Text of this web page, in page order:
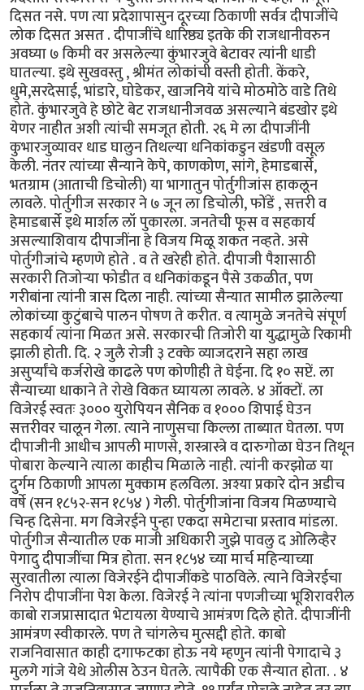
दिसत नसे. पण त्या प्रदेशापासुन दूरच्या ठिकाणी सर्वत्र दीपाजींचे
लोक दिसत असत . दीपाजींचे धारिष्ठ्य इतके की राजधानीवरुन
अवघ्या ७ किमी वर असलेल्या कुंभारजुवे बेटावर त्यांनी धाडी
घातल्या. इथे सुखवस्तु , श्रीमंत लोकांची वस्ती होती. केंकरे,
धुमे,सरदेसाई, भांडारे, घोडेकर, खाजनिये यांचे मोठमोठे वाडे तिथे
होते. कुंभारजुवे हे छोटे बेट राजधानीजवळ असल्याने बंडखोर इथे
येणर नाहीत अशी त्यांची समजूत होती. २६ मे ला दीपाजींनी
कुभारजुव्यावर धाड घालुन तिथल्या धनिकांकडुन खंडणी वसूल
केली. नंतर त्यांच्या सैन्याने केपे, काणकोण, सांगे, हेमाडबार्से,
भतग्राम (आताची डिचोली) या भागातुन पोर्तुगीजांस हाकलून
लावले. पोर्तुगीज सरकार ने ७ जून ला डिचोली, फोंडें , सत्तरी व
हेमाडबार्से इथे मार्शल लॉ पुकारला. जनतेची फूस व सहकार्य
असल्याशिवाय दीपाजींना हे विजय मिळू शकत नव्हते. असे
पोर्तुगीजांचे म्हणणे होते . व ते खरेही होते. दीपाजी पैशासाठी
सरकारी तिजोर्‍या फोडीत व धनिकांकडून पैसे उकळीत, पण
गरीबांना त्यांनी त्रास दिला नाही. त्यांच्या सैन्यात सामील झालेल्या
लोकांच्या कुटुंबाचे पालन पोषण ते करीत. व त्यामुळे जनतेचे संपूर्ण
सहकार्य त्यांना मिळत असे. सरकारची तिजोरी या युद्धामुळे रिकामी
झाली होती. दि. २ जुलै रोजी ३ टक्के व्याजदराने सहा लाख
असुर्प्यांचे कर्जरोखे काढले पण कोणीही ते घेईना. दि १० सप्टें. ला
सैन्याच्या धाकाने ते रोखे विकत घ्यायला लावले. ४ ऑक्टों. ला
विजेरई स्वतः ३००० युरोपियन सैनिक व १००० शिपाई घेउन
सत्तरीवर चालून गेला. त्याने नाणुसचा किल्ला ताब्यात घेतला. पण
दीपाजीनी आधीच आपली माणसे, शस्त्रास्त्रे व दारुगोळा घेउन तिथून
पोबारा केल्याने त्याला काहीच मिळाले नाही. त्यांनी करझोळ या
दुर्गम ठिकाणी आपला मुक्काम हलविला. अश्या प्रकारे दोन अडीच
वर्षे (सन १८५२-सन १८५४ ) गेली. पोर्तुगीजांना विजय मिळण्याचे
चिन्ह दिसेना. मग विजेरईने पुन्हा एकदा समेटाचा प्रस्ताव मांडला.
पोर्तुगीज सैन्यातील एक माजी अधिकारी जुझे पावलु द ओलिव्हैर
पेगादु दीपाजींचा मित्र होता. सन १८५४ च्या मार्च महिन्याच्या
सुरवातीला त्याला विजेरईने दीपाजींकडे पाठविले. त्याने विजेरईचा
निरोप दीपाजींना पेश केला. विजेरई ने त्यांना पणजीच्या भूशिरावरील
काबो राजप्रासादात भेटायला येण्याचे आमंत्रण दिले होते. दीपाजींनी
आमंत्रण स्वीकारले. पण ते चांगलेच मुत्सद्दी होते. काबो
राजनिवासात काही दगाफटका होऊ नये म्हणुन त्यांनी पेगादाचे ३
मुलगे गांजे येथे ओलीस ठेउन घेतले. त्यापैकी एक सैन्यात होता. . ४